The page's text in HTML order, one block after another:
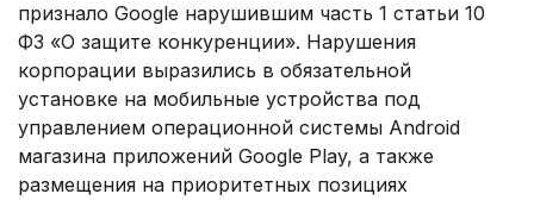
признало Google нарушившим часть 1 статьи 10
ФЗ «О защите конкуренции». Нарушения
корпорации выразились в обязательной
установке на мобильные устройства под
управлением операционной системы Android
магазина приложений Google Play, а также
размещения на приоритетных позициях